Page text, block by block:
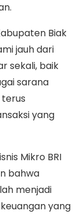
Biak
jauh dari
sekali, baik
sarana
yang
Mikro BRI
bahwa
menjadi
yang